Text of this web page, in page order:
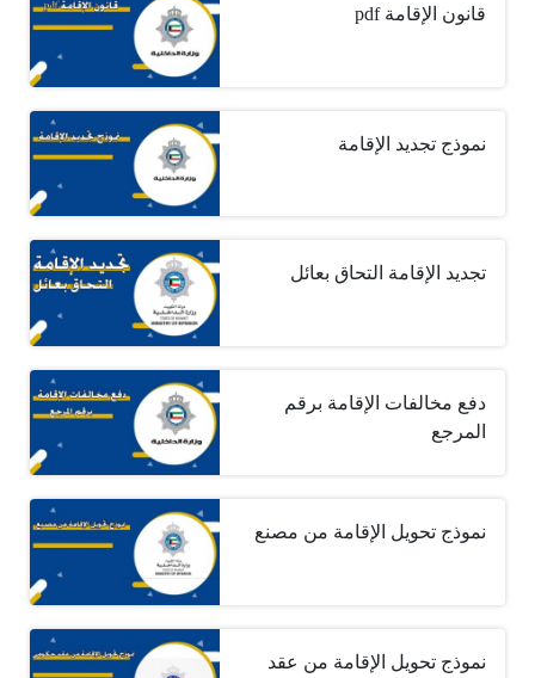
قانون الإقامة pdf
نموذج تجديد الإقامة
تجديد الإقامة التحاق بعائل
دفع مخالفات الإقامة برقم
المرجع
نموذج تحويل الإقامة من مصنع
نموذج تحويل الإقامة من عقد